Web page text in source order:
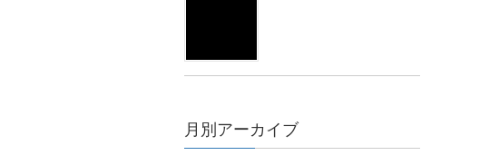
月別アーカイブ